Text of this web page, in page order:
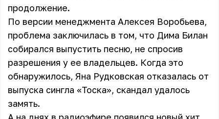
продолжение.
По версии менеджмента Алексея Воробьева,
проблема заключилась в том, что Дима Билан
собирался выпустить песню, не спросив
разрешения у ее владельцев. Когда это
обнаружилось, Яна Рудковская отказалась от
выпуска сингла «Тоска», скандал удалось
замять.